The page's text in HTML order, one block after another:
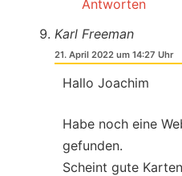
Antworten
Karl Freeman
21. April 2022 um 14:27 Uhr
Hallo Joachim
Habe noch eine
gefunden.
Scheint gute